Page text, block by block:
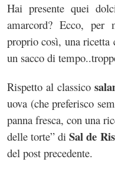
Hai presente quei
amarcord? Ecco, per
proprio così, una ricetta
un sacco di
Rispetto al classico
uova (che preferisco
panna fresca, con una
delle torte” diSal de
del post precedente.